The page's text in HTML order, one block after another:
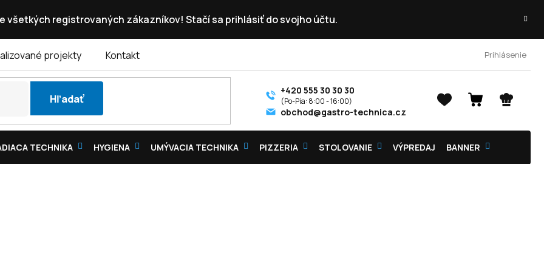
všetkých registrovaných zákazníkov! Stačí sa prihlásiť do svojho účtu.
projekty Kontakt Prihlásenie
Hľadať
NÁKUPNÝ
+420 555 30 30 30
obchod@gastro-technica.cz
TECHNIKA HYGIENA UMÝVACIA TECHNIKA PIZZERIA STOLOVANIE VÝPREDAJ BANNER